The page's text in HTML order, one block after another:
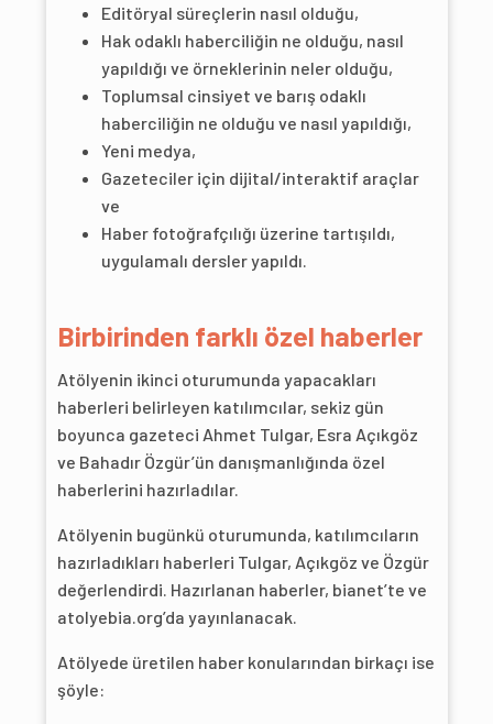
Editöryal süreçlerin nasıl olduğu,
Hak odaklı haberciliğin ne olduğu, nasıl
yapıldığı ve örneklerinin neler olduğu,
Toplumsal cinsiyet ve barış odaklı
haberciliğin ne olduğu ve nasıl yapıldığı,
Yeni medya,
Gazeteciler için dijital/interaktif araçlar
ve
Haber fotoğrafçılığı üzerine tartışıldı,
uygulamalı dersler yapıldı.
Birbirinden farklı özel haberler
Atölyenin ikinci oturumunda yapacakları
haberleri belirleyen katılımcılar, sekiz gün
boyunca gazeteci Ahmet Tulgar, Esra Açıkgöz
ve Bahadır Özgür’ün danışmanlığında özel
haberlerini hazırladılar.
Atölyenin bugünkü oturumunda, katılımcıların
hazırladıkları haberleri Tulgar, Açıkgöz ve Özgür
değerlendirdi. Hazırlanan haberler, bianet’te ve
atolyebia.org’da yayınlanacak.
Atölyede üretilen haber konularından birkaçı ise
şöyle: